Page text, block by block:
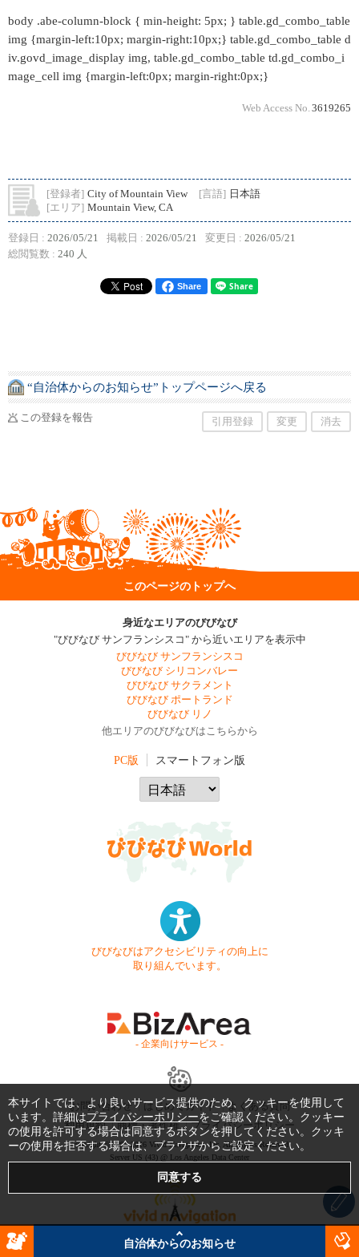
body .abe-column-block { min-height: 5px; } table.gd_combo_table
img {margin-left:10px; margin-right:10px;} table.gd_combo_table d
iv.govd_image_display img, table.gd_combo_table td.gd_combo_i
mage_cell img {margin-left:0px; margin-right:0px;}
Web Access No. 3619265
[登録者] City of Mountain View [言語] 日本語
[エリア] Mountain View, CA
登録日 : 2026/05/21 掲載日 : 2026/05/21 変更日 : 2026/05/21
総閲覧数 : 240 人
Share
“自治体からのお知らせ”トップページへ戻る
この登録を報告 引用登録 変更 消去
このページのトップへ
身近なエリアのびびなび
"びびなび サンフランシスコ" から近いエリアを表示中
びびなび サンフランシスコ
びびなび シリコンバレー
びびなび サクラメント
びびなび ポートランド
びびなび リノ
他エリアのびびなびはこちらから
PC版 スマートフォン版
びびなびはアクセシビリティの向上に
取り組んでいます。
- 企業向けサービス -
お問い合わせ はじめてガイド
よくある質問
利用規約
商標・著作権 プライバシーポリシー
Copyright © 1999-2026 Vivid Navigation, Inc. All Rights Reserved.
Server US (43) @ Los Angeles Data Center
自治体からのお知らせ
本サイトでは、より良いサービス提供のため、クッキーを使用して
います。詳細はプライバシーポリシーをご確認ください。クッキー
の使用を許可する場合は同意するボタンを押してください。クッキ
ーの使用を拒否する場合は、ブラウザからご設定ください。